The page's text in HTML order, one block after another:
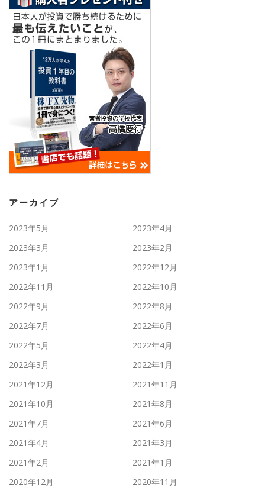
アーカイブ
2023年5月
2023年4月
2023年3月
2023年2月
2023年1月
2022年12月
2022年11月
2022年10月
2022年9月
2022年8月
2022年7月
2022年6月
2022年5月
2022年4月
2022年3月
2022年1月
2021年12月
2021年11月
2021年10月
2021年8月
2021年7月
2021年6月
2021年4月
2021年3月
2021年2月
2021年1月
2020年12月
2020年11月